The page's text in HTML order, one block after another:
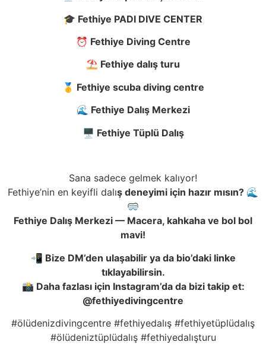
🎓 Fethiye PADI DIVE CENTER
⏰ Fethiye Diving Centre
⛱️ Fethiye dalış turu
🥇 Fethiye scuba diving centre
🌊 Fethiye DalışMerkezi
🖥️ Fethiye Tüplü Dalış
Sana sadece gelmek kalıyor!
Fethiye’nin en keyifli dalış deneyimi için hazır mısın? 🌊
🥽
Fethiye Dalış Merkezi — Macera, kahkaha ve bol bol
mavi!
📲 Bize DM’den ulaşabilir ya da bio’daki linke
tıklayabilirsin.
📸 Daha fazlası için Instagram’da da bizi takip et:
@fethiyedivingcentre
#ölüdenizdivingcentre #fethiyedalış #fethiyetüplüdalış
#ölüdeniztüplüdalış #fethiyedalışturu